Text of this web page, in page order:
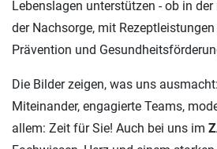
Lebenslagen unterstützen - ob in
der Nachsorge, mit
Prävention und
Die Bilder zeigen, was uns
Miteinander, engagierte Teams,
allem: Zeit für Sie! Auch bei uns im